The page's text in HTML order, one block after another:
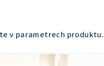
v parametrech produktu.